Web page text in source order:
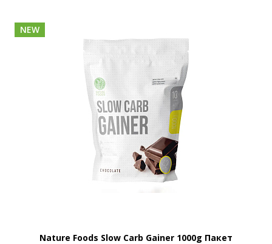
NEW
Nature Foods Slow Carb Gainer 1000g Пакет